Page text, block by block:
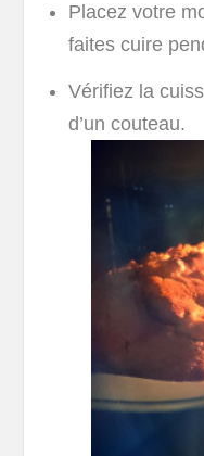
Placez votre
faites cuire
Vérifiez la
d’un couteau.